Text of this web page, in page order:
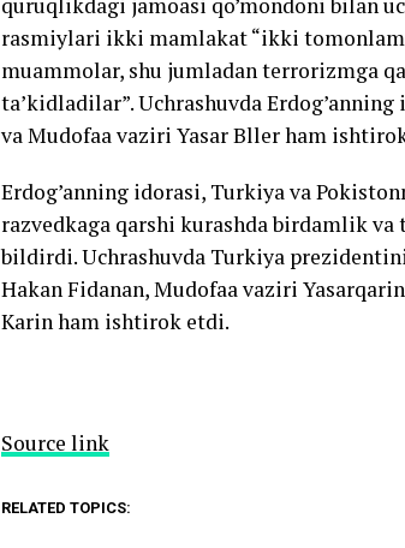
quruqlikdagi jamoasi qo’mondoni bilan
rasmiylari ikki mamlakat “ikki
muammolar, shu jumladan terrorizmga
ta’kidladilar”. Uchrashuvda
va Mudofaa vaziri Yasar Bller ham
Erdog’anning idorasi, Turkiya va
razvedkaga qarshi kurashda birdamlik
bildirdi. Uchrashuvda Turkiya
Hakan Fidanan, Mudofaa vaziri
Karin ham ishtirok etdi.
Source link
RELATED TOPICS: